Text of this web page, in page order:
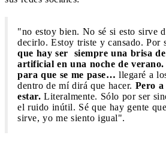
"no estoy bien. No sé si esto sirve
decirlo. Estoy triste y cansado. Por
que hay ser siempre una brisa
artificial en una noche de
para que se me pase… llegaré a
dentro de mí dirá que hacer. Pero
estar. Literalmente. Sólo por ser
el ruido inútil. Sé que hay gente
sirve, yo me siento igual".